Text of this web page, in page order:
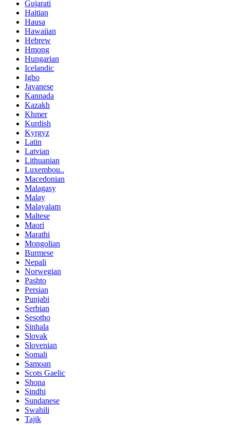
Gujarati
Haitian
Hausa
Hawaiian
Hebrew
Hmong
Hungarian
Icelandic
Igbo
Javanese
Kannada
Kazakh
Khmer
Kurdish
Kyrgyz
Latin
Latvian
Lithuanian
Luxembou..
Macedonian
Malagasy
Malay
Malayalam
Maltese
Maori
Marathi
Mongolian
Burmese
Nepali
Norwegian
Pashto
Persian
Punjabi
Serbian
Sesotho
Sinhala
Slovak
Slovenian
Somali
Samoan
Scots Gaelic
Shona
Sindhi
Sundanese
Swahili
Tajik